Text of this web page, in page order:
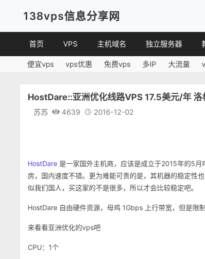
138vps信息分享网
首页 VPS
VPS优惠
VPS评测
主机域名
域名
独立服务器
便宜vps vps优惠 免费vps 多IP 大流量
HostDare::亚洲优化线路VPS 17.5美元/年 洛
苏苏 4639 2016-12-02
HostDare 是一家国外主机商，应该是成立于2015年的5
房，国内速度不错。更为难能可贵的是，其机器的稳定性
似我们国人，买这家的不是很多，所以才会比较稳定吧。
HostDare 自由硬件资源，母鸡 1Gbps 上行带宽，但是限
来看看亚洲优化的vps吧
CPU：1个